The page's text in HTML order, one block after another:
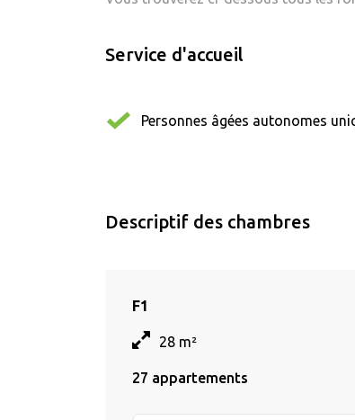
Service d'accueil
Personnes âgées autonomes
Descriptif des chambres
F1
28 m²
27 appartements